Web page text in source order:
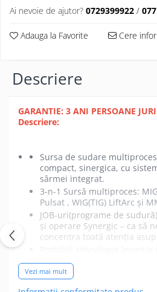
Ai nevoie de ajutor? 0729399922 /
Adauga la Favorite Cere
Descriere
GARANTIE: 3 ANI PERSOANE
Descriere:
Sursa de sudare
compact, sinergica, cu
sârmei integrat.
3-n-1 Sursă multiproces:
Pulsat , WIG(TIG) LiftArc şi
JOB-uri(programe de
și operare Synergic – ca să
concentra toată atenţia
conceput ȋn special pentru
asamblare pe şantier;
tubulară autoprotecţie DC.
Vezi mai mult